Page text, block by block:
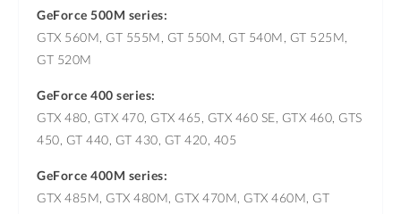
GeForce 500M series:
GTX 560M, GT 555M, GT 550M, GT 540M, GT 525M,
GT 520M
GeForce 400 series:
GTX 480, GTX 470, GTX 465, GTX 460 SE, GTX 460, GTS
450, GT 440, GT 430, GT 420, 405
GeForce 400M series:
GTX 485M, GTX 480M, GTX 470M, GTX 460M, GT